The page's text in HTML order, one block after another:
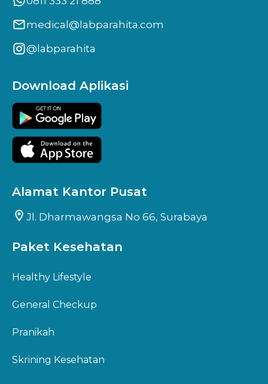
medical@labparahita.com
@labparahita
Download Aplikasi
Alamat Kantor Pusat
Jl. Dharmawangsa No 66, Surabaya
Paket Kesehatan
Healthy Lifestyle
General Checkup
Pranikah
Skrining Kesehatan